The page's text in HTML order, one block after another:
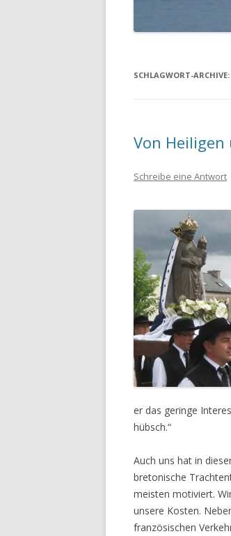
SCHLAGWORT-ARCHIVE:
Von Heiligen
Schreibe eine Antwort
er das geringe
hübsch.“
Auch uns hat in
bretonische
meisten motiviert.
unsere Kosten.
französischen